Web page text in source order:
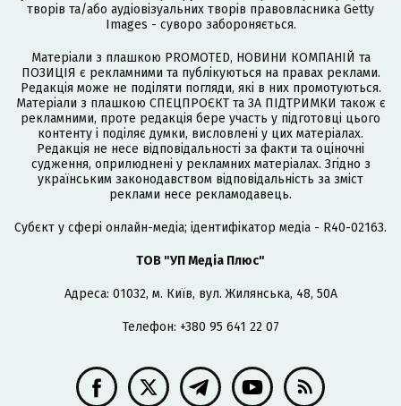
творів та/або аудіовізуальних творів правовласника Getty
Images - суворо забороняється.
Матеріали з плашкою PROMOTED, НОВИНИ КОМПАНІЙ та
ПОЗИЦІЯ є рекламними та публікуються на правах реклами.
Редакція може не поділяти погляди, які в них промотуються.
Матеріали з плашкою СПЕЦПРОЄКТ та ЗА ПІДТРИМКИ також є
рекламними, проте редакція бере участь у підготовці цього
контенту і поділяє думки, висловлені у цих матеріалах.
Редакція не несе відповідальності за факти та оціночні
судження, оприлюднені у рекламних матеріалах. Згідно з
українським законодавством відповідальність за зміст
реклами несе рекламодавець.
Cубєкт у сфері онлайн-медіа; ідентифікатор медіа - R40-02163.
ТОВ "УП Медіа Плюс"
Адреса: 01032, м. Київ, вул. Жилянська, 48, 50А
Телефон: +380 95 641 22 07